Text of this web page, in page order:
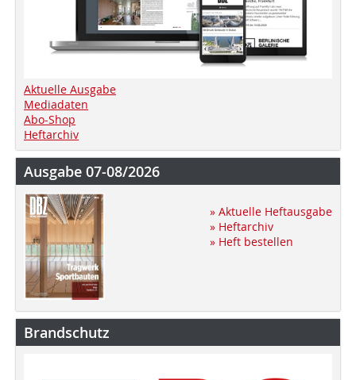
Aktuelle Ausgabe
Mediadaten
Abo-Shop
Heftarchiv
Ausgabe 07-08/2026
» Aktuelle Heftausgabe
» Heftarchiv
» Heft bestellen
Brandschutz